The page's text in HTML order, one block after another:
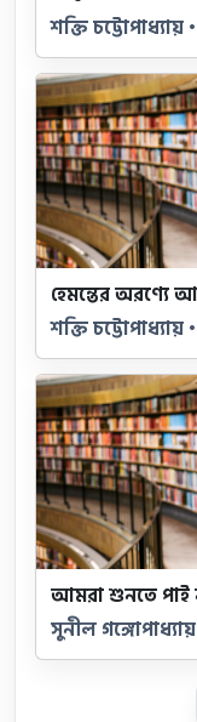
শক্তি
হেমন্তের অরণ্যে
শক্তি
আমরা শুনতে পাই
সুনীল